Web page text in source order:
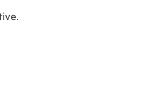
.
les gorges